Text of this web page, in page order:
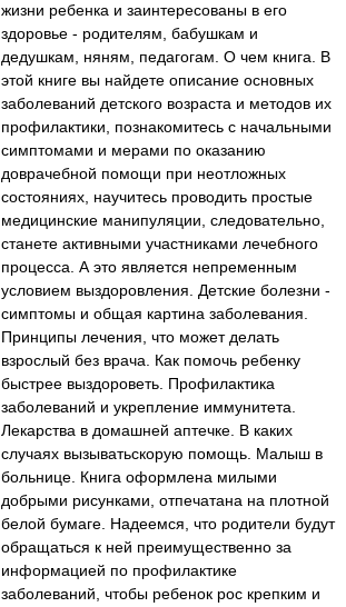
жизни ребенка и заинтересованы в его
здоровье - родителям, бабушкам и
дедушкам, няням, педагогам. О чем книга. В
этой книге вы найдете описание основных
заболеваний детского возраста и методов их
профилактики, познакомитесь с начальными
симптомами и мерами по оказанию
доврачебной помощи при неотложных
состояниях, научитесь проводить простые
медицинские манипуляции, следовательно,
станете активными участниками лечебного
процесса. А это является непременным
условием выздоровления. Детские болезни -
симптомы и общая картина заболевания.
Принципы лечения, что может делать
взрослый без врача. Как помочь ребенку
быстрее выздороветь. Профилактика
заболеваний и укрепление иммунитета.
Лекарства в домашней аптечке. В каких
случаях вызыватьскорую помощь. Малыш в
больнице. Книга оформлена милыми
добрыми рисунками, отпечатана на плотной
белой бумаге. Надеемся, что родители будут
обращаться к ней преимущественно за
информацией по профилактике
заболеваний, чтобы ребенок рос крепким и